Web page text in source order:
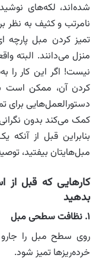
شده‌اند، لکه‌های
نامرتب و کثیف به نظر
تمیز کردن مبل
منزل می‌دانند. البته
نیست! اگر این کار را
کردن آن، ممکن است
دستورالعمل‌هایی برای
کمک می‌کند بدون
بنابراین قبل از
مبل‌هایتان بیفتید،
کارهایی که قبل از
بدهید
۱. نظافت سطحی مبل
روی سطح مبل را جارو
خرده‌ریزها تمیز شود.